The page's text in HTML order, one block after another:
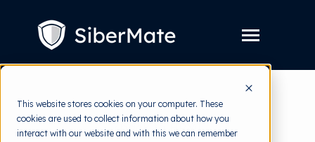
This website stores cookies on your computer. These
cookies are used to collect information about how you
interact with our website and with this we can remember
Toggle
Layanan
children
for
Layanan
Harga back to HRMI